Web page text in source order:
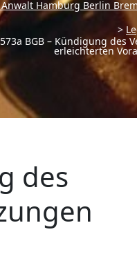
Hamburg Berlin
>
BGB – Kündigung des
erleichterten
des